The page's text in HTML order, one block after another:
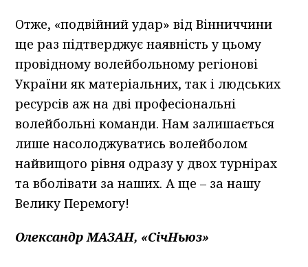
Отже, «подвійний удар» від Вінниччини
ще раз підтверджує наявність у цьому
провідному волейбольному регіонові
України як матеріальних, так і людських
ресурсів аж на дві професіональні
волейбольні команди. Нам залишається
лише насолоджуватись волейболом
найвищого рівня одразу у двох турнірах
та вболівати за наших. А ще – за нашу
Велику Перемогу!
Олександр МАЗАН, «СічНьюз»